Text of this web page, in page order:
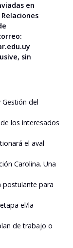
en
sin
del
los interesados
el aval
Carolina. Una
postulante para
el/la
de trabajo o